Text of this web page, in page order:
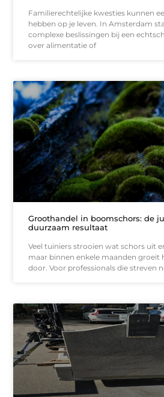
Familierechtelijke kwesties kunnen
hebben op je leven. In Amsterdam
complexe beslissingen bij een
over alimentatie of
Groothandel in boomschors: de
duurzaam resultaat
Veel tuiniers strooien wat schors uit
maar binnen enkele maanden groeit
door. Voor professionals die streven